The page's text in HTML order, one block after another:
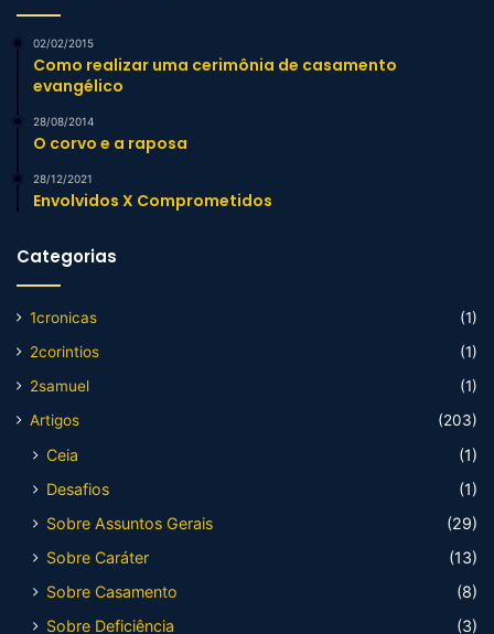
02/02/2015
Como realizar uma cerimônia de casamento
evangélico
28/08/2014
O corvo e a raposa
28/12/2021
Envolvidos X Comprometidos
Categorias
1cronicas
(1)
2corintios
(1)
2samuel
(1)
Artigos
(203)
Ceia
(1)
Desafios
(1)
Sobre Assuntos Gerais
(29)
Sobre Caráter
(13)
Sobre Casamento
(8)
Sobre Deficiência
(3)